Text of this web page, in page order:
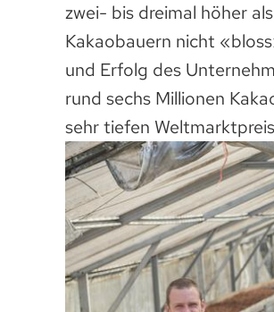
zwei- bis dreimal höher
Kakaobauern nicht
und Erfolg des
rund sechs Millionen
sehr tiefen